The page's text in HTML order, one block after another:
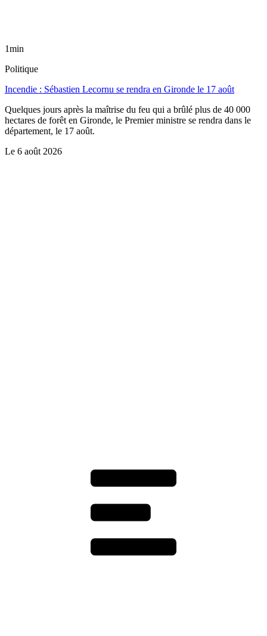
1min
Politique
Incendie : Sébastien Lecornu se rendra en Gironde le 17 août
Quelques jours après la maîtrise du feu qui a brûlé plus de 40 000
hectares de forêt en Gironde, le Premier ministre se rendra dans le
département, le 17 août.
Le 6 août 2026